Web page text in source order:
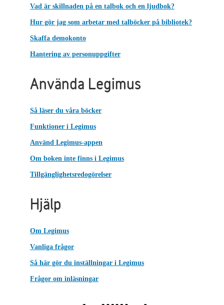
Vad är skillnaden på en talbok och en ljudbok?
Hur gör jag som arbetar med talböcker på bibliotek?
Skaffa demokonto
Hantering av personuppgifter
Använda Legimus
Så läser du våra böcker
Funktioner i Legimus
Använd Legimus-appen
Om boken inte finns i Legimus
Tillgänglighetsredogörelser
Hjälp
Om Legimus
Vanliga frågor
Så här gör du inställningar i Legimus
Frågor om inläsningar